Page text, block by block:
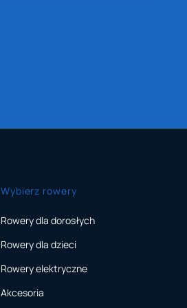
Wybierz rowery
Rowery dla dorosłych
Rowery dla dzieci
Rowery elektryczne
Akcesoria